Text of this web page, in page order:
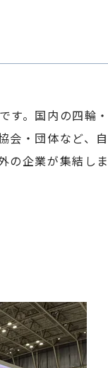
す。国内の四輪
会・団体など、
企業が集結しま